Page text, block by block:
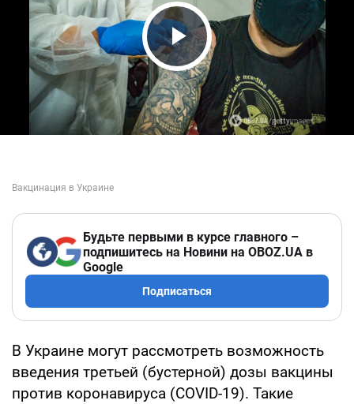
Play Video
Будьте первыми в курсе главного –
подпишитесь на Новини на OBOZ.UA в
Google
Подписаться
В Украине могут рассмотреть возможность
введения третьей (бустерной) дозы вакцины
против коронавируса (COVID-19). Такие